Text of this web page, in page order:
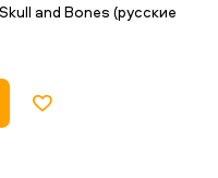
and Bones (русские